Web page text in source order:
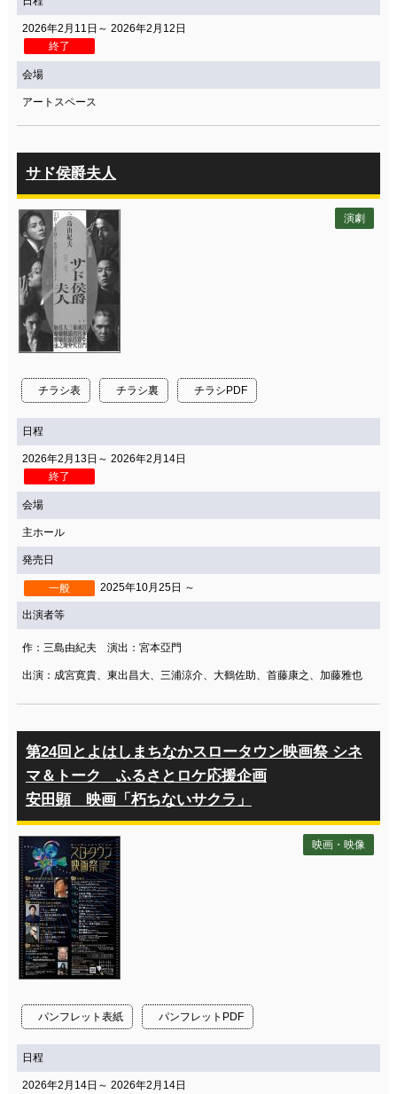
2026年2月11日～ 2026年2月12日
終了
会場
アートスペース
サド侯爵夫人
チラシ表 チラシ裏 チラシPDF
演劇
日程
2026年2月13日～ 2026年2月14日
終了
会場
主ホール
発売日
一般 2025年10月25日 ～
出演者等
作：三島由紀夫 演出：宮本亞門
出演：成宮寛貴、東出昌大、三浦涼介、大鶴佐助、首藤康之、加藤雅也
第24回とよはしまちなかスロータウン映画祭 シネ
マ＆トーク ふるさとロケ応援企画
安田顕 映画「朽ちないサクラ」
パンフレット表紙 パンフレットPDF
映画・映像
日程
2026年2月14日～ 2026年2月14日